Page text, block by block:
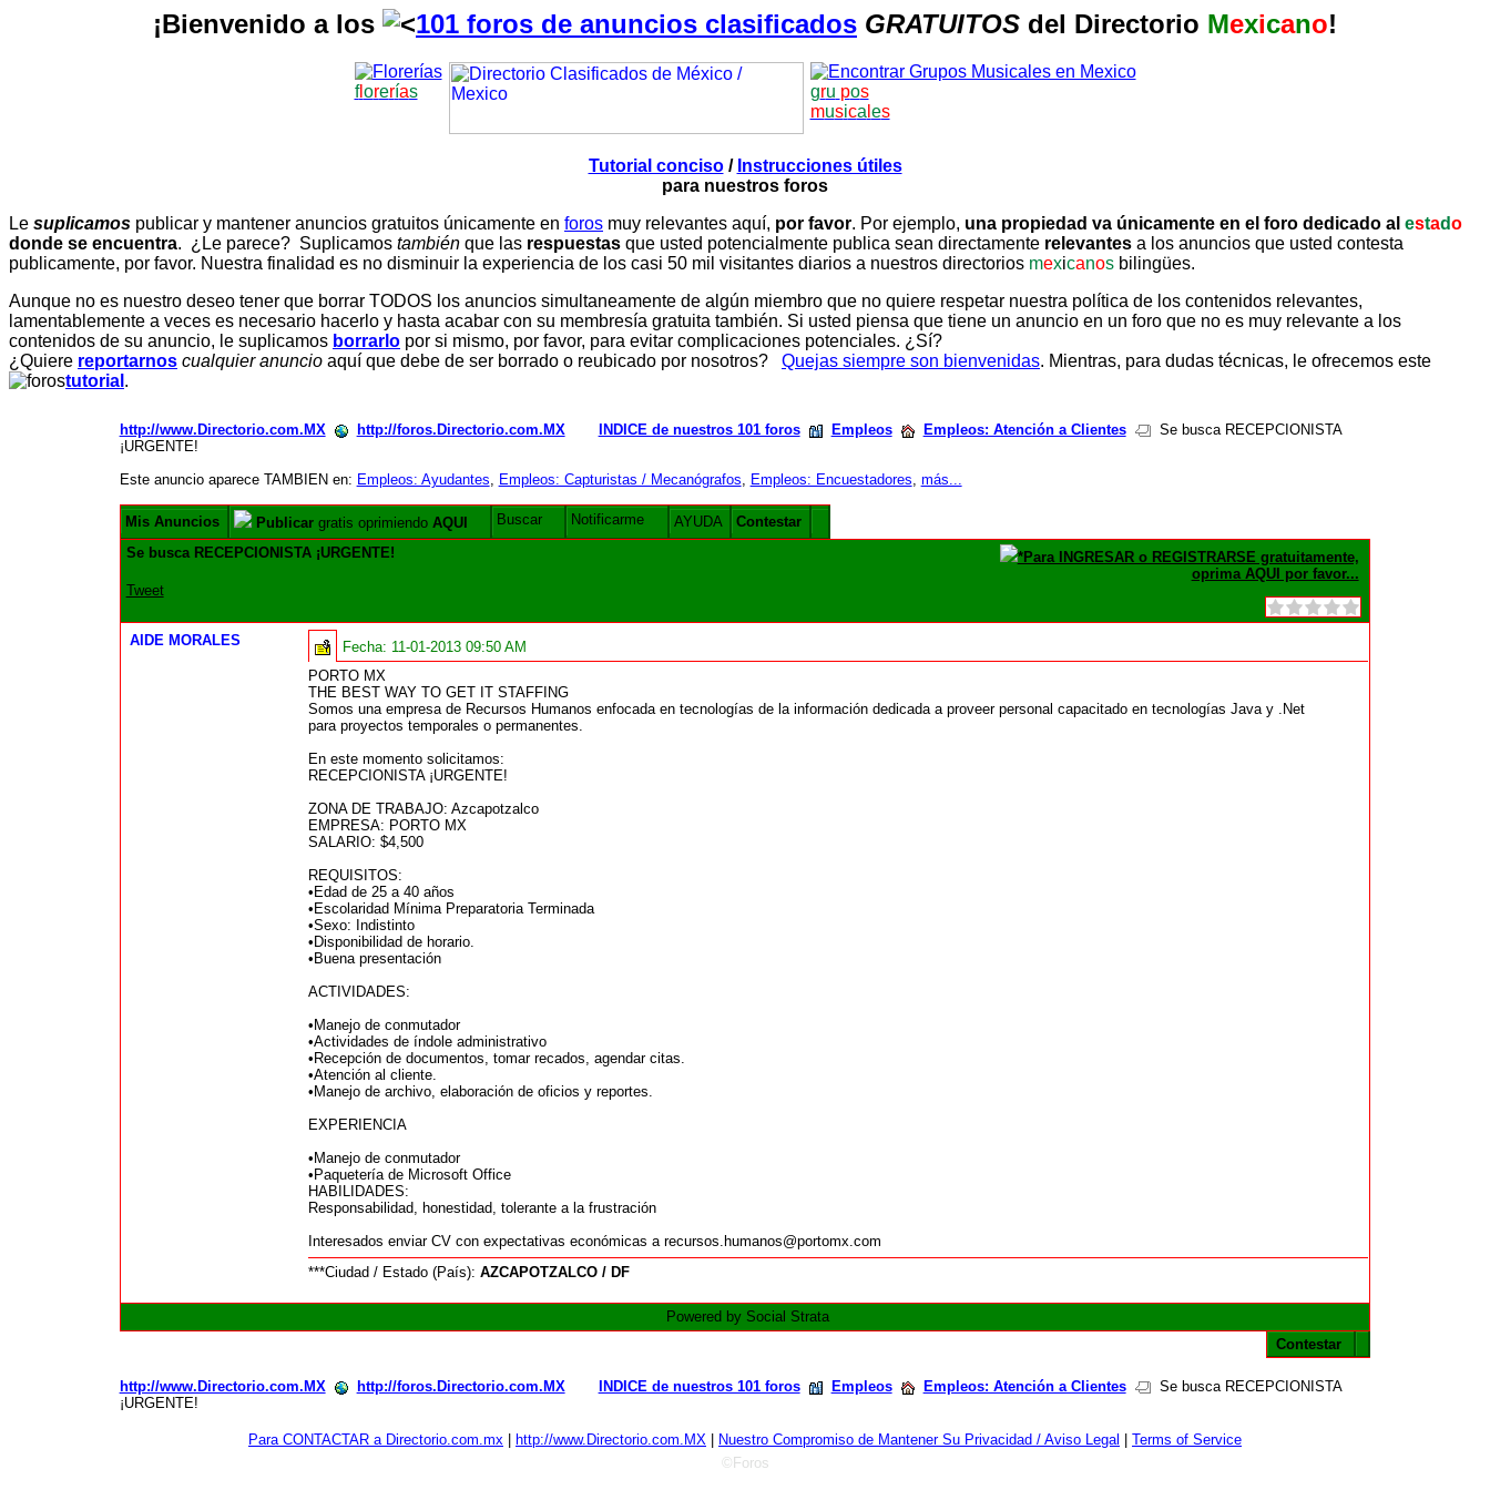
¡Bienvenido a los 101 foros de anuncios clasificados GRATUITOS del Directorio Mexicano!
florerías gru pos
musica es
Tutorial conciso/ Instrucciones útiles
para nuestros foros
Le suplicamos publicar y mantener anuncios gratuitos únicamente en foros muy relevantes aquí, por favor. Por ejemplo, una propiedad va únicamente en el foro dedicado al estado
donde se encuentra. ¿Le parece? Suplicamos también que las respuestas que usted potencialmente publica sean directamente relevantes a los anuncios que usted contesta
publicamente, por favor. Nuestra finalidad es no disminuir la experiencia de los casi 50 mil visitantes diarios a nuestros directorios mexicanos bilingües.
Aunque no es nuestro deseo tener que borrar TODOS los anuncios simultaneamente de algún miembro que no quiere respetar nuestra política de los contenidos relevantes,
lamentablemente a veces es necesario hacerlo y hasta acabar con su membresía gratuita también. Si usted piensa que tiene un anuncio en un foro que no es muy relevante a los
contenidos de su anuncio, le suplicamos borrarlo por si mismo, por favor, para evitar complicaciones potenciales. ¿Sí?
¿Quiere reportarnos cualquier anuncio aquí que debe de ser borrado o reubicado por nosotros? Quejas siempre son bienvenidas. Mientras, para dudas técnicas, le ofrecemos este
tutorial .
http://www.Directorio.com.MX http://foros.Directorio.com.MX INDICE de nuestros 101 foros Empleos Empleos: Atención a Clientes
Se busca RECEPCIONISTA
¡URGENTE!
Este anuncio aparece TAMBIEN en: Empleos: Ayudantes, Empleos: Capturistas / Mecanógrafos, Empleos: Encuestadores, más...
Mis Anuncios Publicargratis oprimiendo AQUI Buscar Notificarme AYUDA
Contestar
Se busca RECEPCIONISTA ¡URGENTE!
Tweet
*Para INGRESAR o REGISTRARSE gratuitamente,
oprima AQUI por favor...
AIDE MORALES Fecha: 11-01-2013 09:50 AM
PORTO MX
THE BEST WAY TO GET IT STAFFING
Somos una empresa de Recursos Humanos enfocada en tecnologías de la información dedicada a proveer personal capacitado en tecnologías Java y .Net
para proyectos temporales o permanentes.
En este momento solicitamos:
RECEPCIONISTA ¡URGENTE!
ZONA DE TRABAJO: Azcapotzalco
EMPRESA: PORTO MX
SALARIO: $4,500
REQUISITOS:
•Edad de 25 a 40 años
•Escolaridad Mínima Preparatoria Terminada
•Sexo: Indistinto
•Disponibilidad de horario.
•Buena presentación
ACTIVIDADES:
•Manejo de conmutador
•Actividades de índole administrativo
•Recepción de documentos, tomar recados, agendar citas.
•Atención al cliente.
•Manejo de archivo, elaboración de oficios y reportes.
EXPERIENCIA
•Manejo de conmutador
•Paquetería de Microsoft Office
HABILIDADES:
Responsabilidad, honestidad, tolerante a la frustración
Interesados enviar CV con expectativas económicas a recursos.humanos@portomx.com
***Ciudad / Estado (País): AZCAPOTZALCO / DF
Powered by Social Strata
Contestar
http://www.Directorio.com.MX http://foros.Directorio.com.MX INDICE de nuestros 101 foros Empleos Empleos: Atención a Clientes
Se busca RECEPCIONISTA
¡URGENTE!
Para CONTACTAR a Directorio.com.mx http://www.Directorio.com.MX Nuestro Compromiso de Mantener Su Privacidad / Aviso Legal
Terms of Service
©Foros